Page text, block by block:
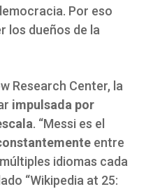
Por eso
los dueños de la
Research Center, la
impulsada por
. “Messi es el
entre
idiomas cada
“Wikipedia at 25: